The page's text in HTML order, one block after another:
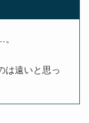
は遠いと思っ